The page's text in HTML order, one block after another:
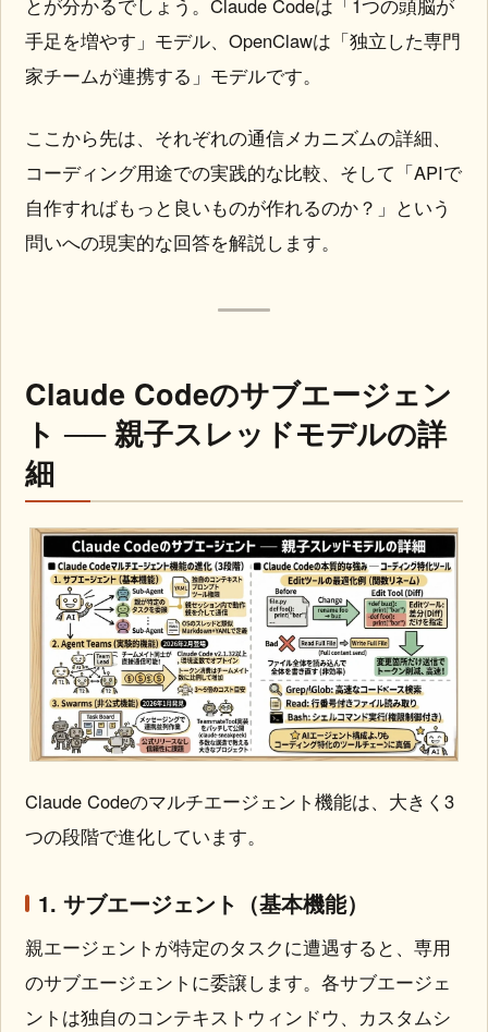
とが分かるでしょう。Claude Codeは「1つの頭脳が
手足を増やす」モデル、OpenClawは「独立した専門
家チームが連携する」モデルです。
ここから先は、それぞれの通信メカニズムの詳細、
コーディング用途での実践的な比較、そして「APIで
自作すればもっと良いものが作れるのか？」という
問いへの現実的な回答を解説します。
Claude Codeのサブエージェン
ト ── 親子スレッドモデルの詳
細
Claude Codeのマルチエージェント機能は、大きく3
つの段階で進化しています。
1. サブエージェント（基本機能）
親エージェントが特定のタスクに遭遇すると、専用
のサブエージェントに委譲します。各サブエージェ
ントは独自のコンテキストウィンドウ、カスタムシ